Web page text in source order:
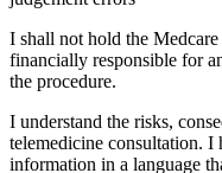
I shall not hold the
financially responsible for
the procedure.
I understand the risks,
telemedicine consultation. I
information in a language